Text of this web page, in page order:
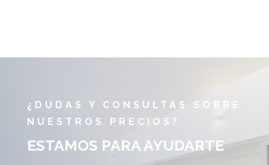
¿DUDAS Y CONSULTAS SOBRE
NUESTROS PRECIOS?
ESTAMOS PARA AYUDARTE